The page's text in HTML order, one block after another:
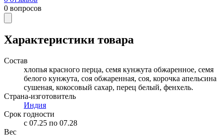
0 вопросов
Характеристики товара
Состав
хлопья красного перца, семя кунжута обжаренное, семя
белого кунжута, соя обжаренная, соя, корочка апельсина
сушеная, кокосовый сахар, перец белый, фенхель.
Страна-изготовитель
Индия
Срок годности
c 07.25 по 07.28
Вес